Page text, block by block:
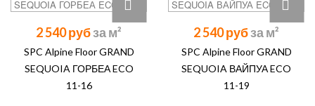
2 540 руб
SPC Alpine Floor GRAND
SEQUOIA ГОРБЕА ECO
11-16
2 540 руб
SPC Alpine Floor GRAND
SEQUOIA ВАЙПУА ECO
11-19